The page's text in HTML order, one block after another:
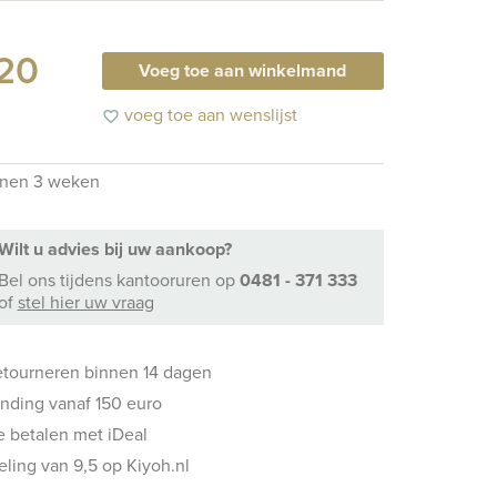
Voeg toe aan winkelmand
favorite_border voeg toe aan wenslijst
3 weken
u advies bij uw aankoop?
Bel onstijdens kantooruren op0481 - 371 333
ofstel hier uw vraag
binnen 14 dagen
vanaf 150 euro
betalen met iDeal
van 9,5 op Kiyoh.nl